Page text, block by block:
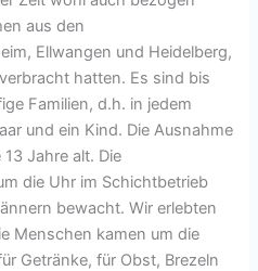
aus den
Ellwangen und Heidelberg,
hatten. Es sind bis
Familien, d.h. in jedem
und ein Kind. Die Ausnahme
Jahre alt. Die
die Uhr im Schichtbetrieb
bewacht. Wir erlebten
Menschen kamen um die
Getränke, für Obst, Brezeln